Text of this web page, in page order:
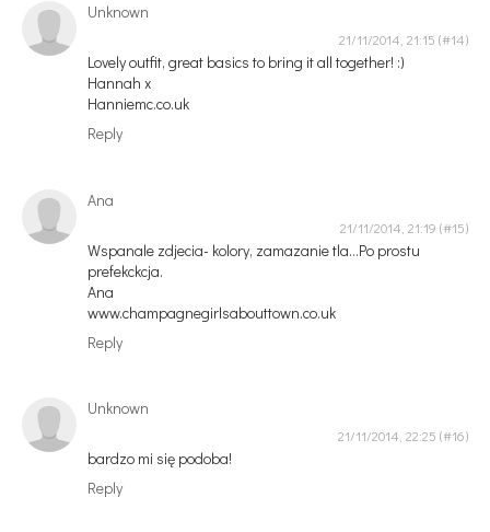
Unknown
21/11/2014, 21:15
Lovely outfit, great basics to bring it all together! :)
Hannah x
Hanniemc.co.uk
Reply
Ana
21/11/2014, 21:19
Wspanale zdjecia- kolory, zamazanie tla...Po prostu
prefekckcja.
Ana
www.champagnegirlsabouttown.co.uk
Reply
Unknown
21/11/2014, 22:25
bardzo mi się podoba!
Reply